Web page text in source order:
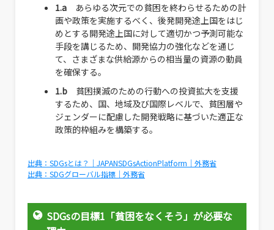
1.a あらゆる次元での貧困を終わらせるための計
画や政策を実施するべく、後発開発途上国をはじ
めとする開発途上国に対して適切かつ予測可能な
手段を講じるため、開発協力の強化などを通じ
て、さまざまな供給源からの相当量の資源の動員
を確保する。
1.b 貧困撲滅のための行動への投資拡大を支援
するため、国、地域及び国際レベルで、貧困層や
ジェンダーに配慮した開発戦略に基づいた適正な
政策的枠組みを構築する。
出典：SDGsとは？｜JAPANSDGsActionPlatform｜外務省
出典：SDGグローバル指標｜外務省
SDGsの目標1「貧困をなくそう」が必要な